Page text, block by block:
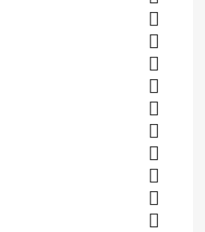









